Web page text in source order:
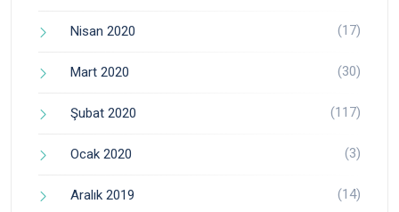
Nisan 2020 (17)
Mart 2020 (30)
Şubat 2020 (117)
Ocak 2020 (3)
Aralık 2019 (14)